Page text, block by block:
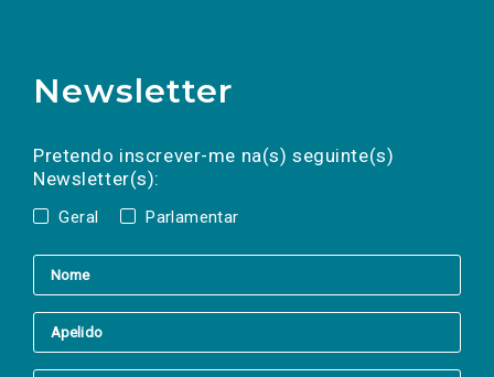
Newsletter
Pretendo inscrever-me na(s) seguinte(s)
Newsletter(s):
Geral Parlamentar
a(s) newsletter(s).
mail